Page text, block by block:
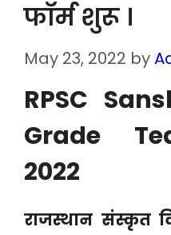
फॉर्म शुरू ।
May 23, 2022 by
RPSC
Grade
2022
राजस्थान संस्कृत